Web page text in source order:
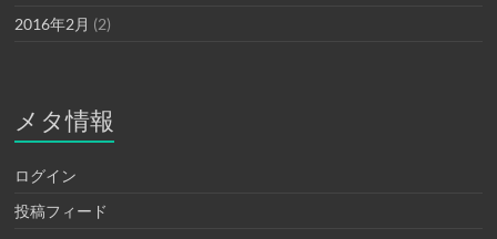
2016年2月 (2)
メタ情報
ログイン
投稿フィード